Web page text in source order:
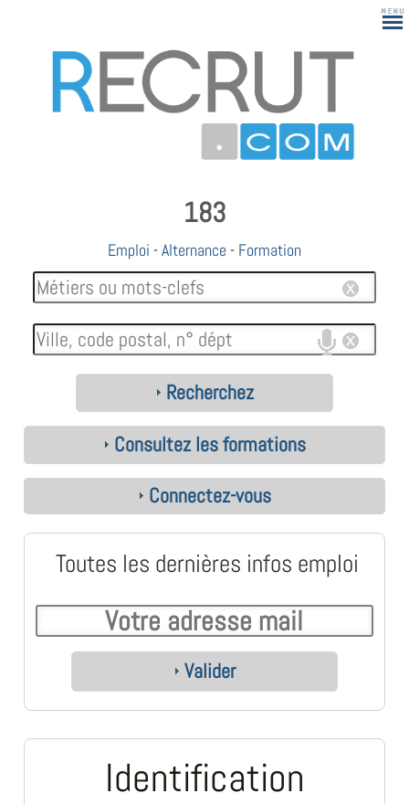
183
Emploi -Alternance - Formation
Recherchez
Consultez les formations
Connectez-vous
Toutes les dernières infos emploi
Valider
Identification